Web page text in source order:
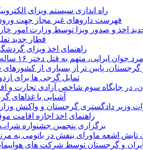
راه اندازی سیستم ویزای
فهرست داروهای غیر مجاز جهت
اخذ و صدور ویزا توسط وزارت امور
قطار جدید
راهنمای اخذ ویزای
جوان ایرانی، متهم به قتل دختر ۱۶ ساله در گرجستان
پایین تر از بسیاری از
تمایل گرجی ها برای
در جایگاه سوم شاخص آزادی تجارت و
آشنایی با غذاهای
وزیر دادگستری گرجستان و واکنش
راهنمای اخذ اجازه اقامت
برگزاری پنجمین جشنواره
تابش اشعه ماورای بنفش در باتومی به
و گرجستان توسط شرکت های